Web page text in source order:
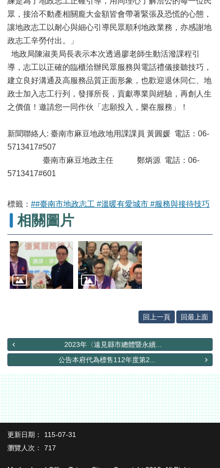
題
專
區
其
他
服
務
地
圖
實
登
未
辦
網
站
導
覽
市
政
地
政
局
政
府
資
公
眾，接洽不動產相關龐大金額皆會帶著緊張及恐慌的心態，
讓地政志工以耐心與細心引導民眾順利地政業務，亦感謝地
政志工辛勞付出。」
地政局陳淑美局長表示本次透過廖老師生動活潑課程引
導，志工以正確的臨櫃洽辦民眾服務與電話禮儀接聽技巧，
建立良好溝通及高服務品質正面形象，也歡迎退休同仁、地
政士加入志工行列，發揮所長，貢獻專業與經驗，再創人生
之價值！邀請您一同作伙「志願投入，樂在服務」！
新聞聯絡人: 臺南市麻豆地政地用課課員 黃圓媛 電話：06-
5713417#507
臺南市麻豆地政主任 鄭炳源 電話：06-
5713417#601
標籤： ##臺南市地政志工 #溫暖有愛城市 #服務與接待技巧
相關圖片
回上一頁 回最上面
2023年〈遠見縣市總體暨永續...
公告本府代為標售112年度第2...
更新日期：
115-07-31
瀏覽人次：
717